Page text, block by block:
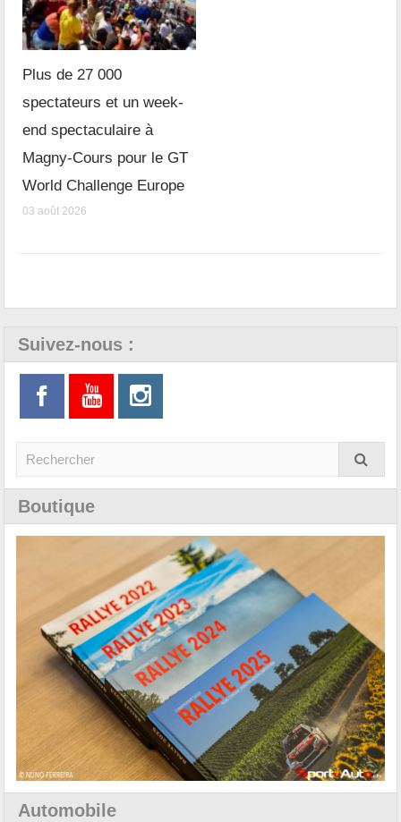
Plus de 27 000
spectateurs et un week-
end spectaculaire à
Magny-Cours pour le GT
World Challenge Europe
03 août 2026
Suivez-nous :
Boutique
Automobile